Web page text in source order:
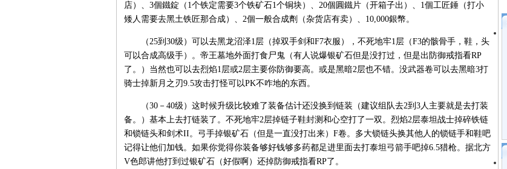
店）、3個鐵錠（1个铁定需要3个铁矿石1个铜块）、20個圓鐵片（开箱子出）、1個工匠錘（打小
矮人需要去黑土铁匠那合成）、2個一般合成劑（杂货店有卖）、10,000銀幣。
（25到30级）可以去黑龙沼泽1层（掉双手剑和F7衣服），不死地牢1层（F3的骸骨手，鞋，头
可以合成高级手）。帝王墓地外面打食尸鬼（有人说爆银矿石但是没打过，但是出防御戒指看RP
了。）当然也可以去烈焰1层或2层主要你防御要高。或是黑暗2层也不错。没武器卷可以去黑暗3打
骑士掉新月之刃9.5攻击打怪可以PK不咋地的东西。
（30－40级）这时候升级比较难了装备估计还没换到链装（建议组队去2到3人主要就是去打装
备。）基本上去打链装了。不死地牢2层掉链子鞋封测和心空打了一双。烈焰2层泰坦战士掉碎铁链
和锁链头和剑术II。弓手掉银矿石（但是一直没打出来）F卷。多大锁链头换其他人的锁链手和鞋吧
记得让他们加钱。如果你觉得你装备够好钱够多药都足进里面去打泰坦弓箭手吧掉6.5猎枪。据北方
V色郎讲他打到过银矿石（好假啊）还掉防御戒指看RP了。